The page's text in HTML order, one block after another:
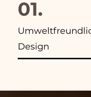
01.
Design